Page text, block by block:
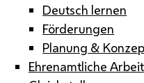
Deutsch lernen
Förderungen
Planung &
Ehrenamtliche Arbeit